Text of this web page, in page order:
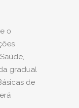
o
gradual
de